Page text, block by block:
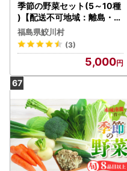
季節の野菜セット(5～10種
)【配送不可地域：離島・沖
縄県】【1210553】
福島県鮫川村
(3)
5,000